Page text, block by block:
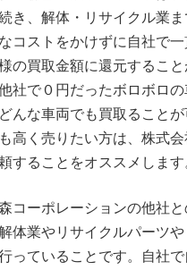
き、解体・リサイクル業
コストをかけずに自社で
の買取金額に還元すること
社で０円だったボロボロ
んな車両でも買取ることが
高く売りたい方は、株式
することをオススメします
コーポレーションの他社
体業やリサイクルパーツ
っていることです。自社